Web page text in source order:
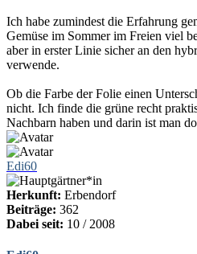
Ich habe zumindest die Erfahrung
Gemüse im Sommer im Freien viel
aber in erster Linie sicher an den
verwende.
Ob die Farbe der Folie einen
nicht. Ich finde die grüne recht
Nachbarn haben und darin ist man
Edi60
Herkunft: Erbendorf
Beiträge: 362
Dabei seit: 10 / 2008